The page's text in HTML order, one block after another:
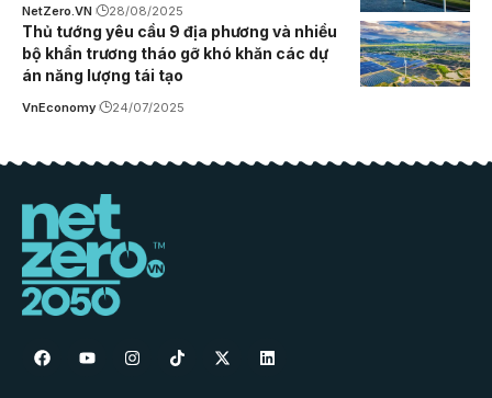
NetZero.VN 28/08/2025
Thủ tướng yêu cầu 9 địa phương và nhiều
bộ khẩn trương tháo gỡ khó khăn các dự
án năng lượng tái tạo
VnEconomy 24/07/2025